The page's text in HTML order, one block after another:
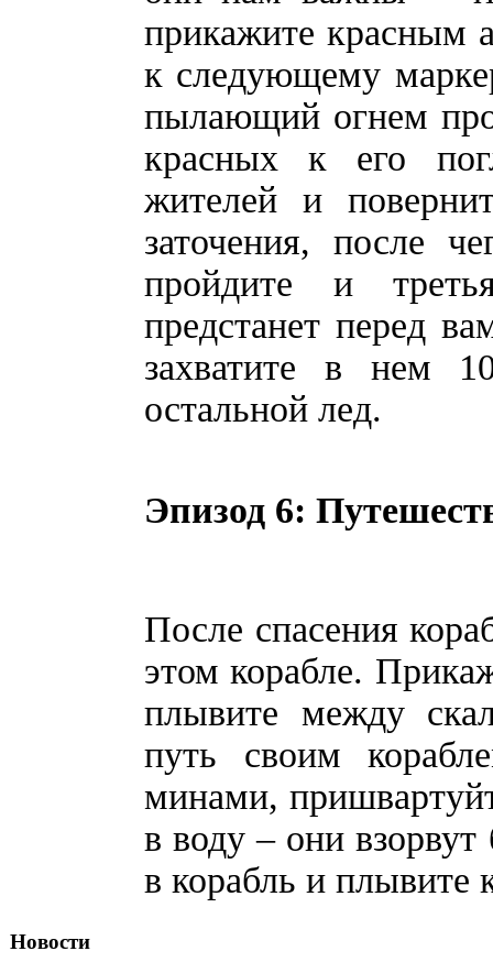
Новости
прикажите красным
к следующему
пылающий огнем
красных к его
жителей и
заточения, после
пройдите и
предстанет перед
захватите в нем
остальной лед.
Эпизод 6:
После спасения
этом корабле.
плывите между
путь своим
минами,
в воду – они
в корабль и плывите